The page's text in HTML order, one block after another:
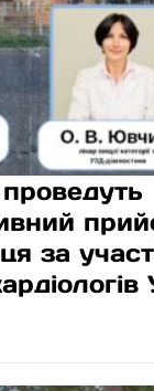
за